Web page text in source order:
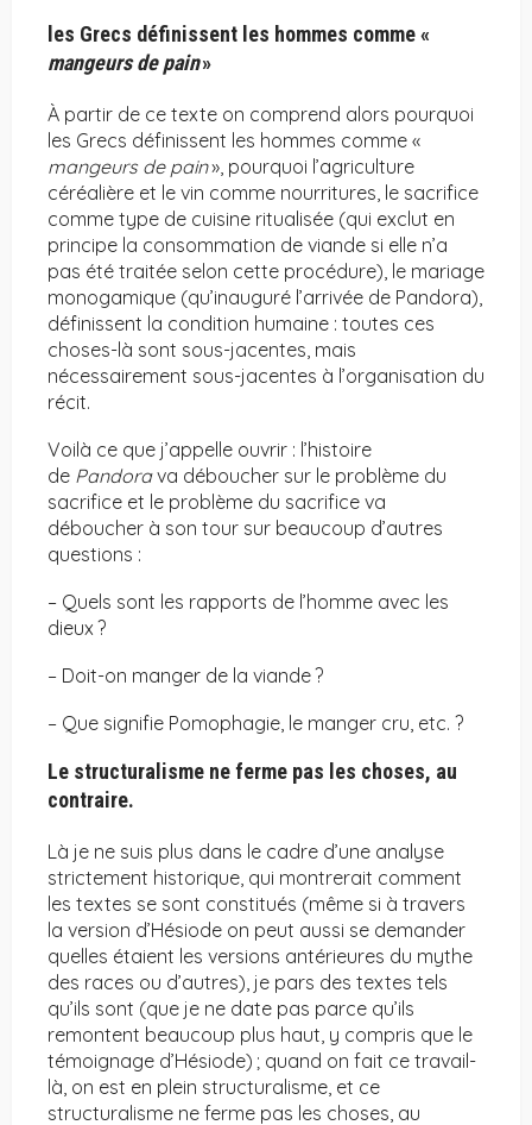
les Grecs définissent les hommes comme «
mangeurs de pain»
À partir de ce texte on comprend alors pourquoi
les Grecs définissent les hommes comme «
mangeurs de pain», pourquoi l’agriculture
céréalière et le vin comme nourritures, le sacrifice
comme type de cuisine ritualisée (qui exclut en
principe la consommation de viande si elle n’a
pas été traitée selon cette procédure), le mariage
monogamique (qu’inauguré l’arrivée de Pandora),
définissent la condition humaine : toutes ces
choses-là sont sous-jacentes, mais
nécessairement sous-jacentes à l’organisation du
récit.
Voilà ce que j’appelle ouvrir : l’histoire
de Pandorava déboucher sur le problème du
sacrifice et le problème du sacrifice va
déboucher à son tour sur beaucoup d’autres
questions :
– Quels sont les rapports de l’homme avec les
dieux ?
– Doit-on manger de la viande ?
– Que signifie Pomophagie, le manger cru, etc. ?
Le structuralisme ne ferme pas les choses, au
contraire.
Là je ne suis plus dans le cadre d’une analyse
strictement historique, qui montrerait comment
les textes se sont constitués (même si à travers
la version d’Hésiode on peut aussi se demander
quelles étaient les versions antérieures du mythe
des races ou d’autres), je pars des textes tels
qu’ils sont (que je ne date pas parce qu’ils
remontent beaucoup plus haut, y compris que le
témoignage d’Hésiode) ; quand on fait ce travail-
là, on est en plein structuralisme, et ce
structuralisme ne ferme pas les choses, au